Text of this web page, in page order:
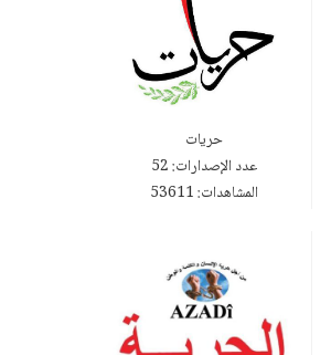
حريات
عدد الإصدارات: 52
المشاهدات: 53611